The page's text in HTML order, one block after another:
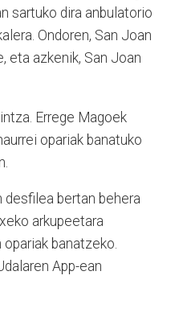
sartuko dira anbulatorio
Ondoren, San Joan
eta azkenik, San Joan
Errege Magoek
opariak banatuko
desfilea bertan behera
arkupeetara
banatzeko.
App-ean